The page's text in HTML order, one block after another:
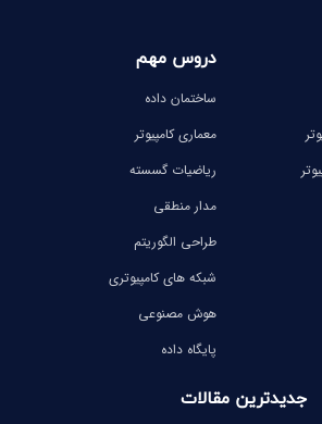
دروس مهم
ساختمان داده
معماری کامپیوتر
ریاضیات گسسته
مدار منطقی
طراحی الگوریتم
شبکه های کامپیوتری
هوش مصنوعی
پایگاه داده
جدیدترین مقالات